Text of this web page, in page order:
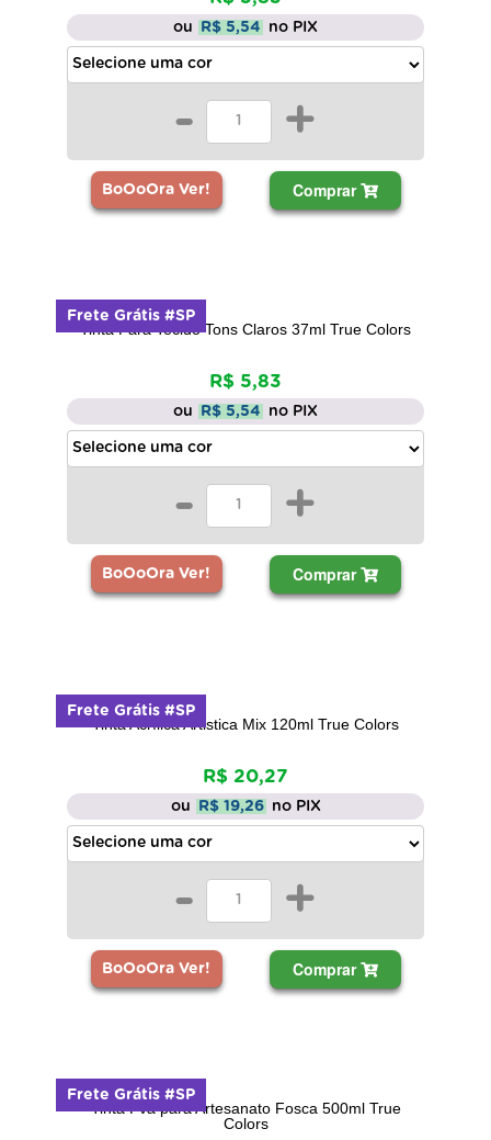
ou R$ 5,54 no PIX
- +
BoOoOra Ver! Comprar
Tinta Para Tecido Tons Claros 37ml True Colors
R$ 5,83
ou R$ 5,54 no PIX
- +
BoOoOra Ver! Comprar
Frete Grátis #SP
Tinta Acrílica Artistica Mix 120ml True Colors
R$ 20,27
ou R$ 19,26 no PIX
- +
BoOoOra Ver! Comprar
Frete Grátis #SP
Tinta Pva para Artesanato Fosca 500ml True
Colors
Frete Grátis #SP